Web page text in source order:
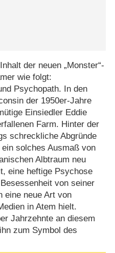
der neuen „Monster“-
wie folgt:
Psychopath. In den
der 1950er-Jahre
Einsiedler Eddie
Farm. Hinter der
schreckliche Abgründe
solches Ausmaß von
Albtraum neu
eine heftige Psychose
von seiner
eine neue Art von
in Atem hielt.
Jahrzehnte an diesem
zum Symbol des